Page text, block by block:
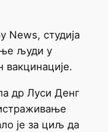
News, студија
људи у
вакцинације.
др Луси Денг
је за циљ да